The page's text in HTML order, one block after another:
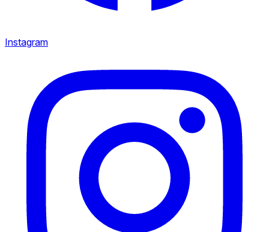
Instagram